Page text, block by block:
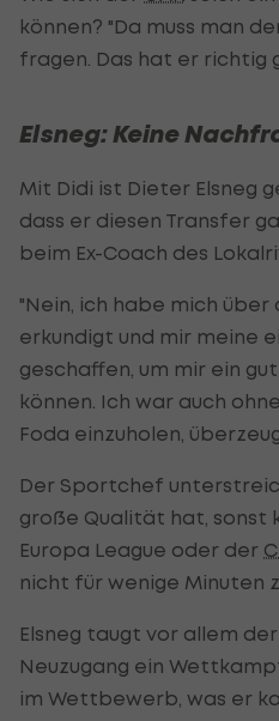
können? "Da muss man
fragen. Das hat er richtig
Elsneg: Keine
Mit Didi ist Dieter Elsneg
dass er diesen Transfer
beim Ex-Coach des
"Nein, ich habe mich über
erkundigt und mir meine
geschaffen, um mir ein
können. Ich war auch
Foda einzuholen,
Der Sportchef
große Qualität hat, sonst
Europa League oder der
nicht für wenige Minuten
Elsneg taugt vor allem
Neuzugang ein
im Wettbewerb, was er